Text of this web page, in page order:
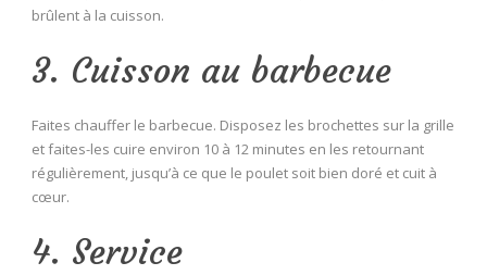
brûlent à la cuisson.
3. Cuisson au barbecue
Faites chauffer le barbecue. Disposez les brochettes sur la grille
et faites-les cuire environ 10 à 12 minutes en les retournant
régulièrement, jusqu’à ce que le poulet soit bien doré et cuit à
cœur.
4. Service